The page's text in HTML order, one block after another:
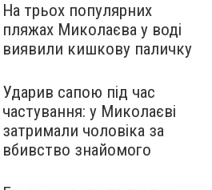
На трьох популярних
пляжах Миколаєва у воді
виявили кишкову паличку
Ударив сапою під час
частування: у Миколаєві
затримали чоловіка за
вбивство знайомого